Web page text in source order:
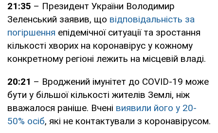
21:35 – Президент України Володимир
Зеленський заявив, що відповідальність за
погіршення епідемічної ситуації та зростання
кількості хворих на коронавірус у кожному
конкретному регіоні лежить на місцевій владі.
20:21 – Вроджений імунітет до COVID-19 може
бути у більшої кількості жителів Землі, ніж
вважалося раніше. Вчені виявили його у 20-
50% осіб, які не контактували з коронавірусом.